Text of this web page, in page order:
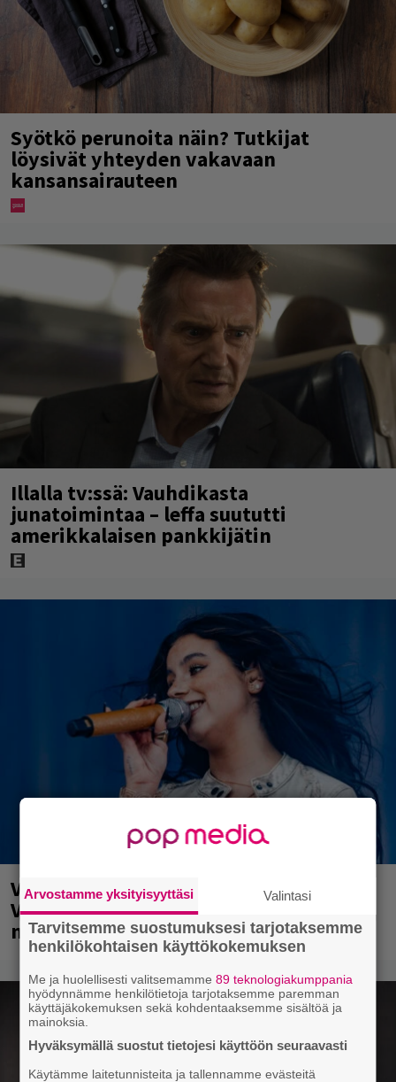
Syötkö perunoita näin? Tutkijat
löysivät yhteyden vakavaan
kansansairauteen
Illalla tv:ssä: Vauhdikasta
junatoimintaa – leffa suututti
amerikkalaisen pankkijätin
Valtava Yle 100 vuotta -tapahtuma
Veikkaus Arenalla syyskuussa – muista
myös metalliklassikot-konsertti
Arvostamme yksityisyyttäsi Valintasi
Tarvitsemme suostumuksesi tarjotaksemme
henkilökohtaisen käyttökokemuksen
Me ja huolellisesti valitsemamme89 teknologiakumppania
hyödynnämme henkilötietoja tarjotaksemme paremman
käyttäjäkokemuksen sekä kohdentaaksemme sisältöä ja
mainoksia.
Hyväksymällä suostut tietojesi käyttöön seuraavasti
Käytämme laitetunnisteita ja tallennamme evästeitä